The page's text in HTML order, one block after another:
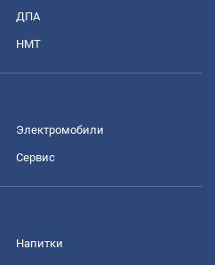
ДПА
НМТ
Электромобили
Сервис
Напитки